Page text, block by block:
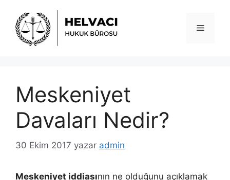
Menü
Meskeniyet
Davaları Nedir?
30 Ekim 2017 yazar admin
Meskeniyet iddiasının ne olduğunu açıklamak